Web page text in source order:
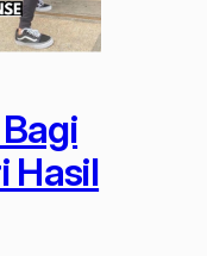
Hasil